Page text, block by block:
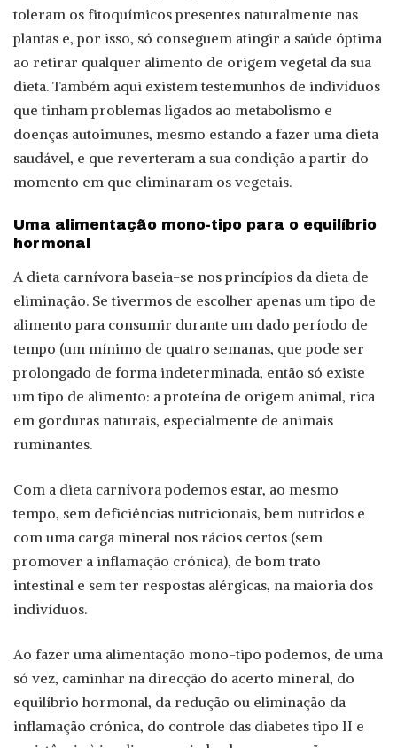
toleram os fitoquímicos presentes naturalmente nas
plantas e, por isso, só conseguem atingir a saúde óptima
ao retirar qualquer alimento de origem vegetal da sua
dieta. Também aqui existem testemunhos de indivíduos
que tinham problemas ligados ao metabolismo e
doenças autoimunes, mesmo estando a fazer uma dieta
saudável, e que reverteram a sua condição a partir do
momento em que eliminaram os vegetais.
Uma alimentação mono-tipo para o equilíbrio
hormonal
A dieta carnívora baseia-se nos princípios da dieta de
eliminação. Se tivermos de escolher apenas um tipo de
alimento para consumir durante um dado período de
tempo (um mínimo de quatro semanas, que pode ser
prolongado de forma indeterminada, então só existe
um tipo de alimento: a proteína de origem animal, rica
em gorduras naturais, especialmente de animais
ruminantes.
Com a dieta carnívora podemos estar, ao mesmo
tempo, sem deficiências nutricionais, bem nutridos e
com uma carga mineral nos rácios certos (sem
promover a inflamação crónica), de bom trato
intestinal e sem ter respostas alérgicas, na maioria dos
indivíduos.
Ao fazer uma alimentação mono-tipo podemos, de uma
só vez, caminhar na direcção do acerto mineral, do
equilíbrio hormonal, da redução ou eliminação da
inflamação crónica, do controle das diabetes tipo II e